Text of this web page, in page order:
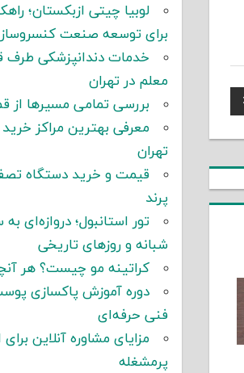
لوبیا چیتی ازبکستان؛
برای توسعه صنعت
خدمات دندانپزشکی طرف
معلم در تهران
بررسی تمامی مسیرها از
معرفی بهترین مراکز خرید
تهران
قیمت و خرید دستگاه
پرند
تور استانبول؛ دروازه‌ای
شبانه و روزهای تاریخی
کراتینه مو چیست؟ هر
دوره آموزش پاکسازی
فنی حرفه‌ای
مزایای مشاوره آنلاین
پرمشغله